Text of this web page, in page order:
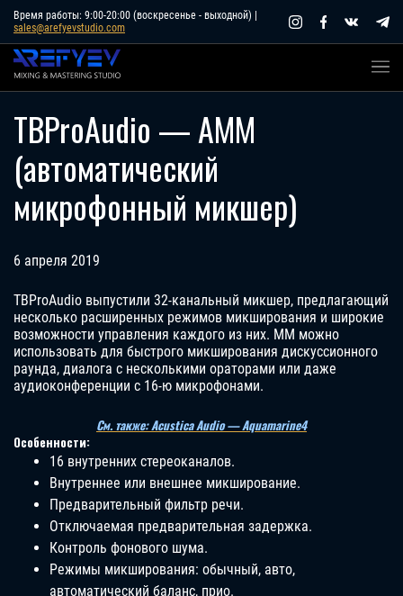
Skip
content
Время работы: 9:00-20:00 (воскресенье - выходной) |
sales@arefyevstudio.com
TBProAudio — AMM
(автоматический
микрофонный микшер)
6 апреля 2019
TBProAudio выпустили 32-канальный микшер, предлагающий
несколько расширенных режимов микширования и широкие
возможности управления каждого из них. MM можно
использовать для быстрого микширования дискуссионного
раунда, диалога с несколькими ораторами или даже
аудиоконференции с 16-ю микрофонами.
См. также: Acustica Audio — Aquamarine4
Особенности:
16 внутренних стереоканалов.
Внутреннее или внешнее микширование.
Предварительный фильтр речи.
Отключаемая предварительная задержка.
Контроль фонового шума.
Режимы микширования: обычный, авто,
автоматический баланс, прио.